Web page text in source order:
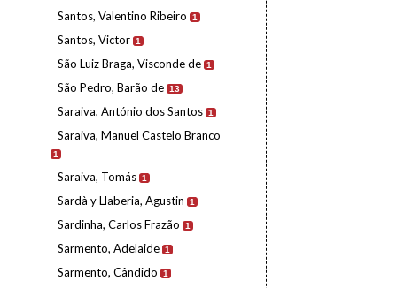
Santos, Valentino Ribeiro 1
Santos, Victor 1
São Luiz Braga, Visconde de 1
São Pedro, Barão de 13
Saraiva, António dos Santos 1
Saraiva, Manuel Castelo Branco
1
Saraiva, Tomás 1
Sardà y Llaberia, Agustin 1
Sardinha, Carlos Frazão 1
Sarmento, Adelaide 1
Sarmento, Cândido 1